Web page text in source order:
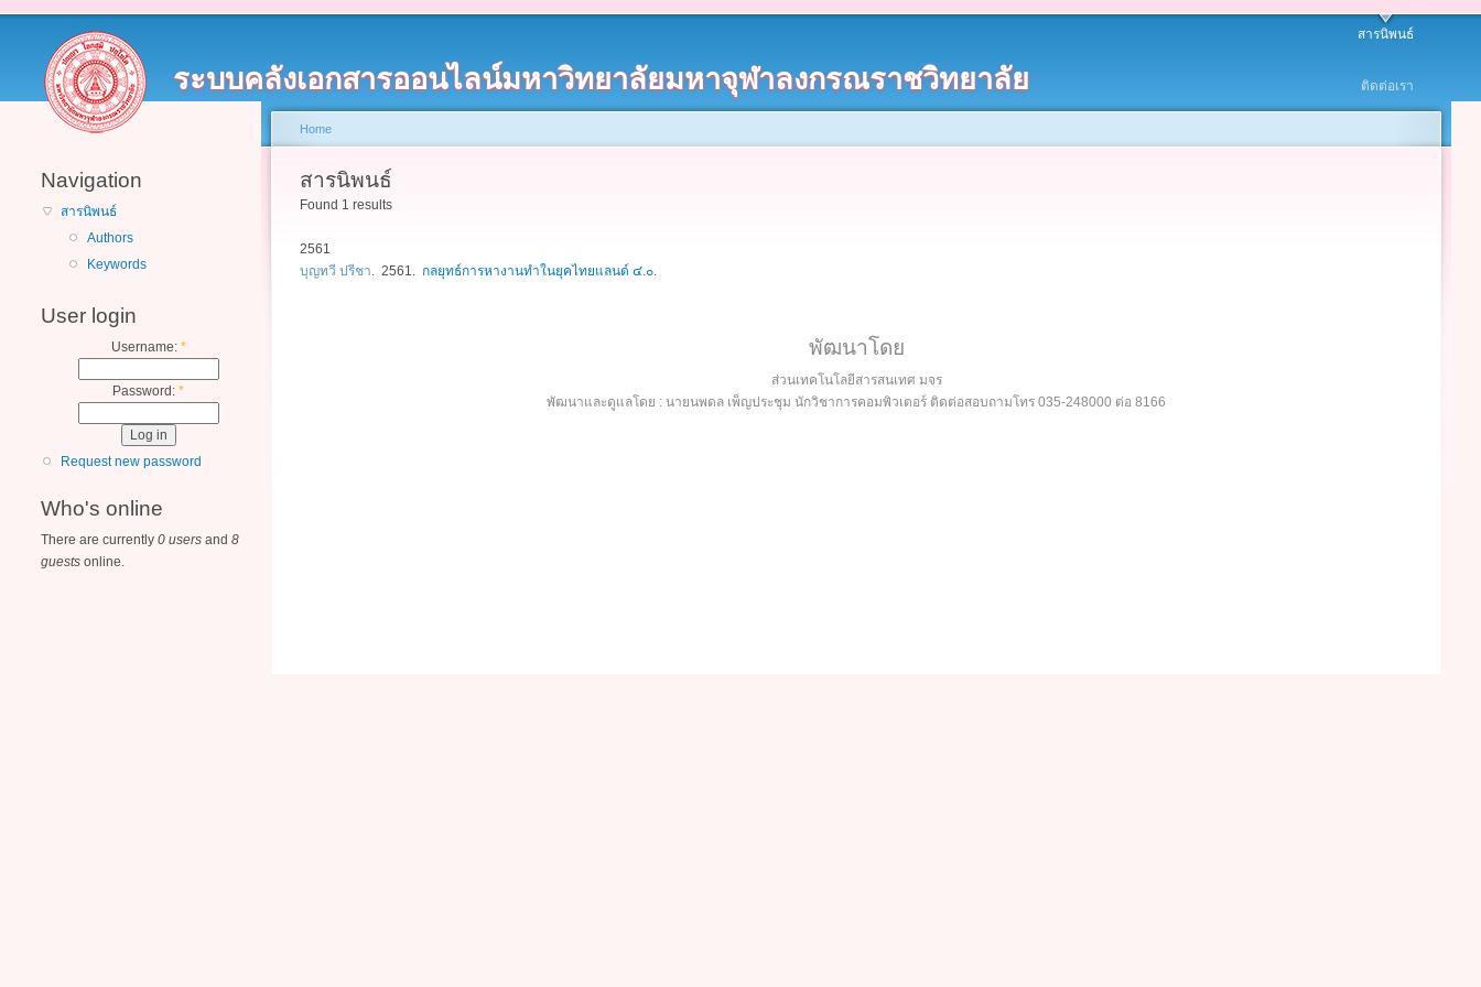
ระบบคลังเอกสารออนไลน์มหาวิทยาลัยมหาจุฬาลงกรณราชวิทยาลัย
สารนิพนธ์
ติดต่อเรา
Navigation
สารนิพนธ์
Authors
Keywords
User login
Username: *
Password: *
Request new password
Who's online
There are currently 0 users and 8
guests online.
Home
สารนิพนธ์
Found 1 results
2561
บุญทวี ปรีชา. 2561. กลยุทธ์การหางานทำในยุคไทยแลนด์ ๔.๐.
พัฒนาโดย
ส่วนเทคโนโลยีสารสนเทศ มจร
พัฒนาและดูแลโดย : นายนพดล เพ็ญประชุม นักวิชาการคอมพิวเตอร์ ติดต่อสอบถามโทร 035-248000 ต่อ 8166